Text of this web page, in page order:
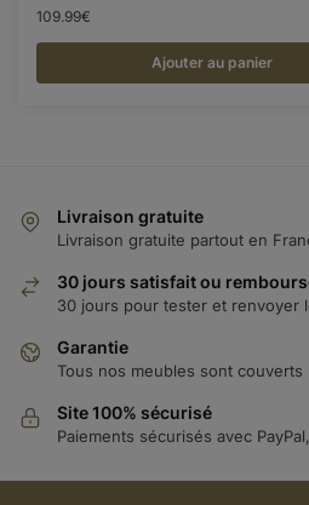
109.99€
Ajouter au panier
Livraison gratuite
Livraison gratuite partout en
30 jours satisfait ou
30 jours pour tester et renvoyer
Garantie
Tous nos meubles sont
Site 100% sécurisé
Paiements sécurisés avec